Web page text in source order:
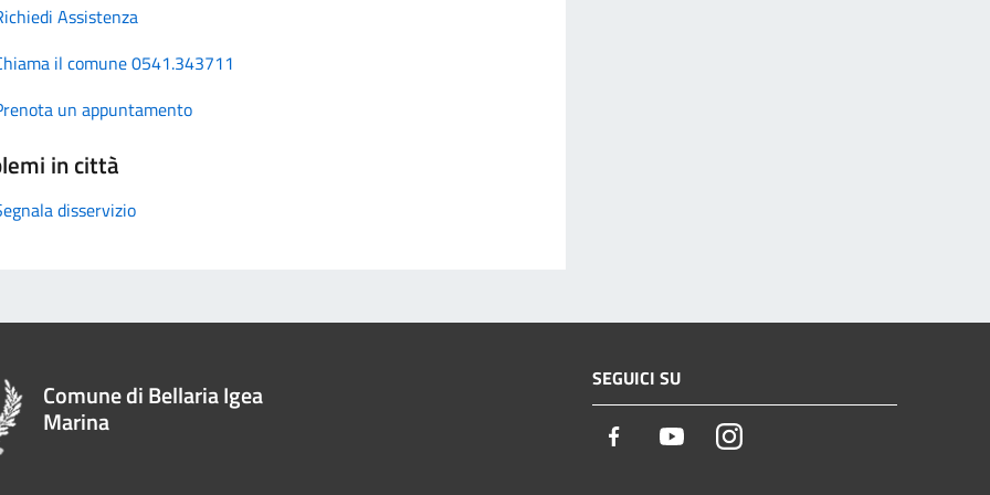
Assistenza
il comune 0541.343711
un appuntamento
in città
disservizio
Comune di Bellaria Igea
Marina
SEGUICI SU
Facebook YoutubeInstagram